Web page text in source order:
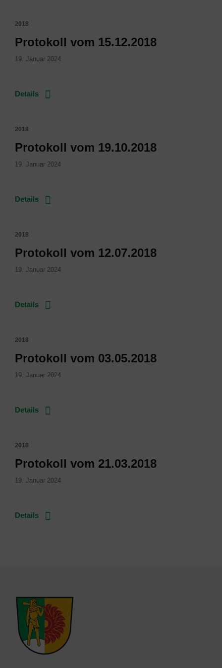
2018
Protokoll vom 15.12.2018
19. Januar 2024
Details
2018
Protokoll vom 19.10.2018
19. Januar 2024
Details
2018
Protokoll vom 12.07.2018
19. Januar 2024
Details
2018
Protokoll vom 03.05.2018
19. Januar 2024
Details
2018
Protokoll vom 21.03.2018
19. Januar 2024
Details